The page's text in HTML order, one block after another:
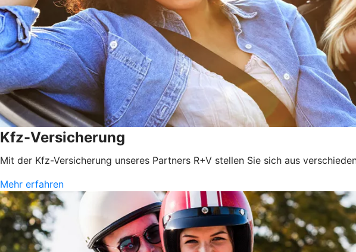
Kfz-Versicherung
Mit der Kfz-Versicherung unseres Partners R+V stellen Sie sich aus
Mehr erfahren